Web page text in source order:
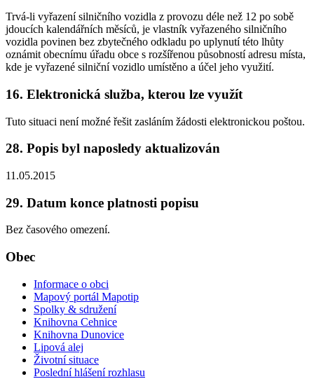
Trvá-li vyřazení silničního vozidla z provozu déle než 12 po sobě
jdoucích kalendářních měsíců, je vlastník vyřazeného silničního
vozidla povinen bez zbytečného odkladu po uplynutí této lhůty
oznámit obecnímu úřadu obce s rozšířenou působností adresu místa,
kde je vyřazené silniční vozidlo umístěno a účel jeho využití.
16. Elektronická služba, kterou lze využít
Tuto situaci není možné řešit zasláním žádosti elektronickou poštou.
28. Popis byl naposledy aktualizován
11.05.2015
29. Datum konce platnosti popisu
Bez časového omezení.
Obec
Informace o obci
Mapový portál Mapotip
Spolky & sdružení
Knihovna Cehnice
Knihovna Dunovice
Lipová alej
Životní situace
Poslední hlášení rozhlasu